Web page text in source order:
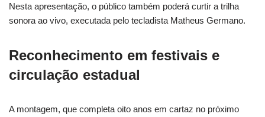
Nesta apresentação, o público também poderá curtir a trilha
sonora ao vivo, executada pelo tecladista Matheus Germano.
Reconhecimento em festivais e
circulação estadual
A montagem, que completa oito anos em cartaz no próximo